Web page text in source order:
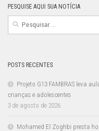
PESQUISE AQUI SUA NOTÍCIA
Pesquisar
POSTS RECENTES
Projeto G13 FAMBRAS leva
crianças e adolescentes
3 de agosto de 2026
Mohamed El Zoghbi presta